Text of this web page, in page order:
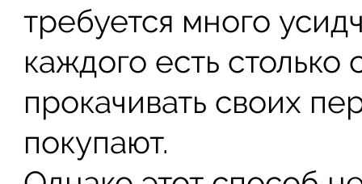
требуется много
каждого есть
прокачивать своих
покупают.